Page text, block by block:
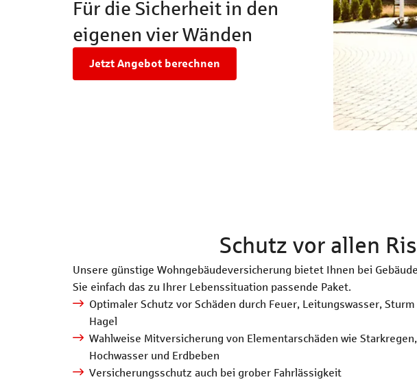
Für die Sicherheit in den
eigenen vier Wänden
Jetzt Angebot berechnen
Schutz vor allen
Unsere günstige Wohngebäudeversicherung bietet Ihnen bei
Sie einfach das zu Ihrer Lebenssituation passende Paket.
Optimaler Schutz vor Schäden durch Feuer, Leitungswasser, Sturm
Hagel
Wahlweise Mitversicherung von Elementarschäden wie Starkregen,
Hochwasser und Erdbeben
Versicherungsschutz auch bei grober Fahrlässigkeit